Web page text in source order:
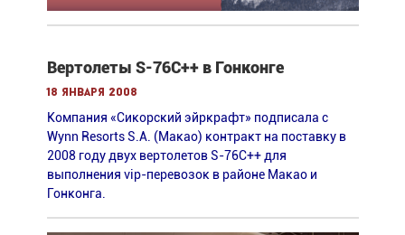
Вертолеты S-76C++ в Гонконге
18 января 2008
Компания «Сикорский эйркрафт» подписала с
Wynn Resorts S.A. (Макао) контракт на поставку в
2008 году двух вертолетов S-76C++ для
выполнения vip-перевозок в районе Макао и
Гонконга.